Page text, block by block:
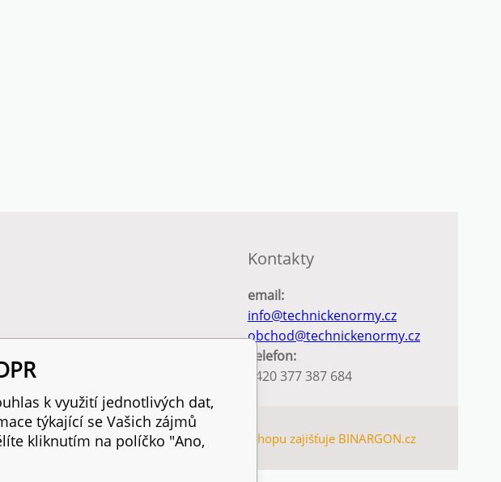
Kontakty
email:
info@technickenormy.cz
obchod@technickenormy.cz
Telefon:
+420 377 387 684
SITEMAP Pronájem eshopu zajišťuje BINARGON.cz
k využití jednotlivých dat,
týkající se Vašich zájmů
kliknutím na políčko "Ano,